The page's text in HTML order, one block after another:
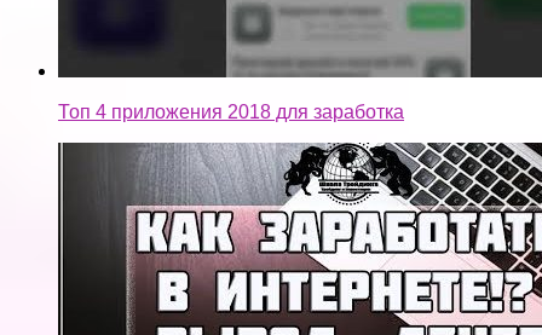
Топ 4 приложения 2018 для заработка